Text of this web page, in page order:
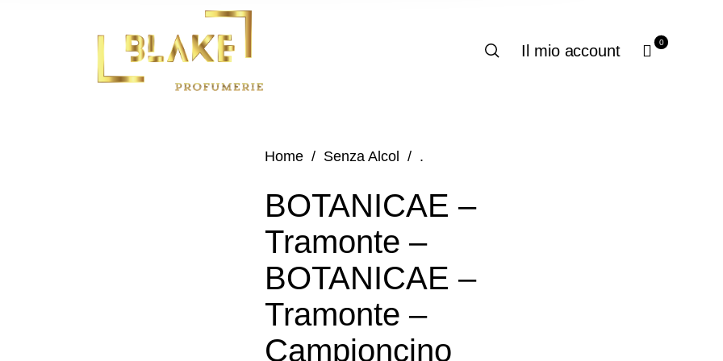
Il mio account 0
Home / Senza Alcol / .
BOTANICAE –
Tramonte –
BOTANICAE –
Tramonte –
Campioncino